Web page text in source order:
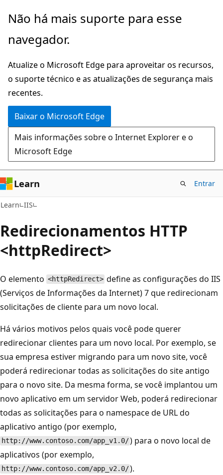
Pular
o
principal
Não há mais suporte para esse
navegador.
Atualize o Microsoft Edge para aproveitar os recursos,
o suporte técnico e as atualizações de segurança mais
recentes.
Baixar o Microsoft Edge
Mais informações sobre o Internet Explorer e o
Microsoft Edge
Learn Entrar
Learn IIS
Redirecionamentos HTTP
<httpRedirect>
O elemento <httpRedirect> define as configurações do IIS
(Serviços de Informações da Internet) 7 que redirecionam
solicitações de cliente para um novo local.
Há vários motivos pelos quais você pode querer
redirecionar clientes para um novo local. Por exemplo, se
sua empresa estiver migrando para um novo site, você
poderá redirecionar todas as solicitações do site antigo
para o novo site. Da mesma forma, se você implantou um
novo aplicativo em um servidor Web, poderá redirecionar
todas as solicitações para o namespace de URL do
aplicativo antigo (por exemplo,
http://www.contoso.com/app_v1.0/) para o novo local de
aplicativos (por exemplo,
http://www.contoso.com/app_v2.0/).